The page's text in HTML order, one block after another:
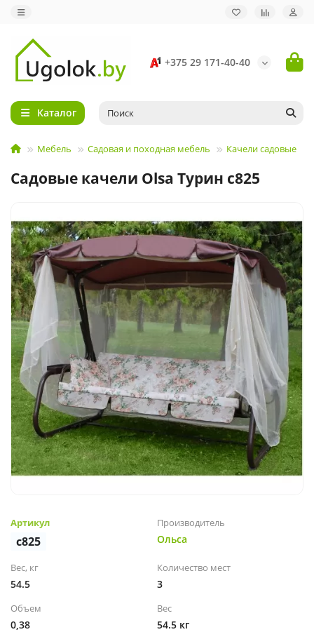
+375 29 171-40-40
Каталог
Мебель Садовая и походная мебель Качели садовые
Садовые качели Olsa Турин c825
Артикул
c825
Производитель
Ольса
Вес, кг
54.5
Количество мест
3
Объем
0,38
Вес
54.5 кг